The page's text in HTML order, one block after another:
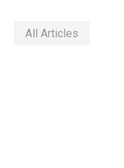
All Articles